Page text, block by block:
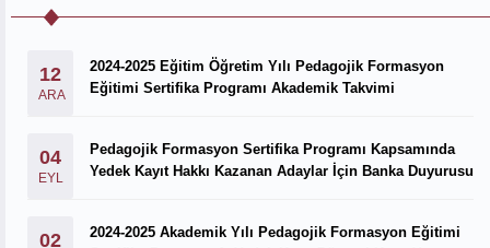
12
ARA
2024-2025 Eğitim Öğretim Yılı Pedagojik Formasyon
Eğitimi Sertifika Programı Akademik Takvimi
04
EYL
Pedagojik Formasyon Sertifika Programı Kapsamında
Yedek Kayıt Hakkı Kazanan Adaylar İçin Banka Duyurusu
02
2024-2025 Akademik Yılı Pedagojik Formasyon Eğitimi